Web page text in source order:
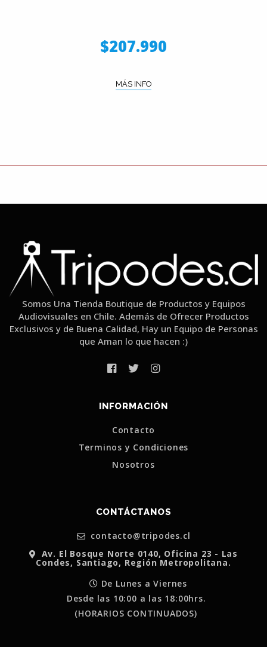
$207.990
MÁS INFO
Somos Una Tienda Boutique de Productos y Equipos
Audiovisuales en Chile. Además de Ofrecer Productos
Exclusivos y de Buena Calidad, Hay un Equipo de Personas
que Aman lo que hacen :)
INFORMACIÓN
Contacto
Terminos y Condiciones
Nosotros
CONTÁCTANOS
contacto@tripodes.cl
Av. El Bosque Norte 0140, Oficina 23 - Las
Condes, Santiago, Región Metropolitana.
De Lunes a Viernes
Desde las 10:00 a las 18:00hrs.
(HORARIOS CONTINUADOS)